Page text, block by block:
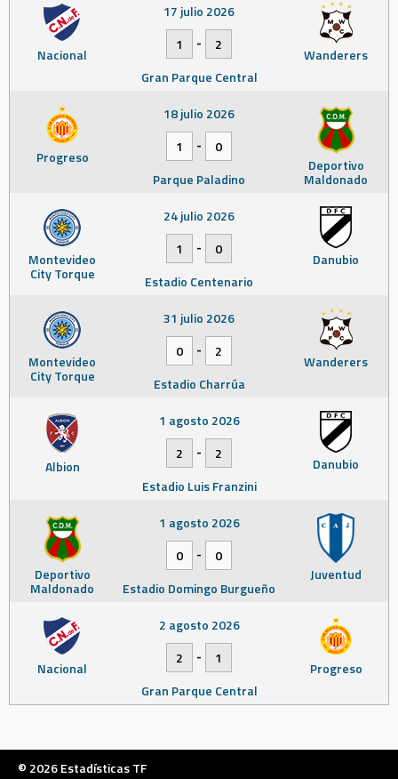
Nacional Wanderers
17 julio 2026
1
-
2
Gran Parque Central
Progreso Deportivo
Maldonado
18 julio 2026
1
-
0
Parque Paladino
Montevideo
City Torque
Danubio
24 julio 2026
1
-
0
Estadio Centenario
Montevideo
City Torque
Wanderers
31 julio 2026
0
-
2
Estadio Charrúa
Albion Danubio
1 agosto 2026
2
-
2
Estadio Luis Franzini
Deportivo
Maldonado
Juventud
1 agosto 2026
0
-
0
Estadio Domingo Burgueño
Nacional Progreso
2 agosto 2026
2
-
1
Gran Parque Central
© 2026 Estadísticas TF